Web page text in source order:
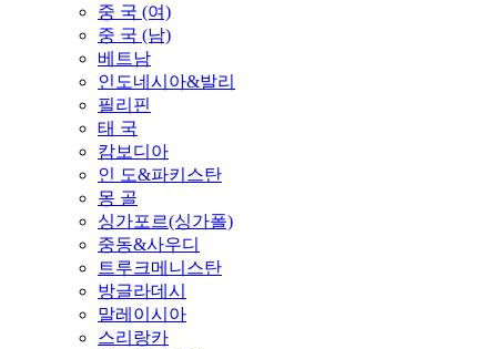
중 국 (여)
중 국 (남)
베트남
인도네시아&발리
필리핀
태 국
캄보디아
인 도&파키스탄
몽 골
싱가포르(싱가폴)
중동&사우디
트루크메니스탄
방글라데시
말레이시아
스리랑카